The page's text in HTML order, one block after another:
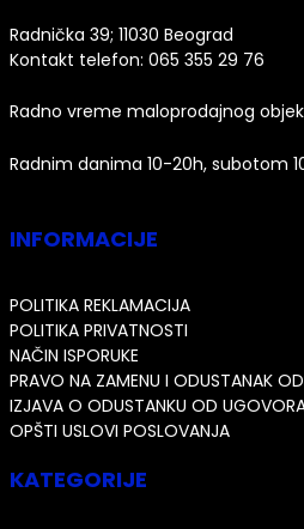
Radnička 39; 11030 Beograd
Kontakt telefon: 065 355 29 76
Radno vreme maloprodajnog
Radnim danima 10-20h, subotom
INFORMACIJE
POLITIKA REKLAMACIJA
POLITIKA PRIVATNOSTI
NAČIN ISPORUKE
PRAVO NA ZAMENU I ODUSTANAK
IZJAVA O ODUSTANKU OD
OPŠTI USLOVI POSLOVANJA
KATEGORIJE